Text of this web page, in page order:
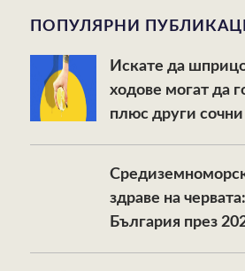
ПОПУЛЯРНИ
Искате да
ходове могат да
плюс други
здраве на
България през